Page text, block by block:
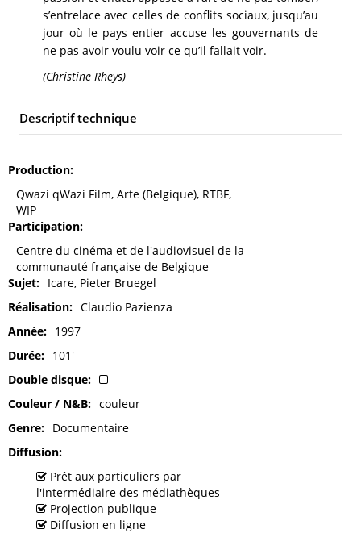
s’entrelace avec celles de conflits sociaux, jusqu’au
jour où le pays entier accuse les gouvernants de
ne pas avoir voulu voir ce qu’il fallait voir.
(Christine Rheys)
Descriptif technique
Production
Qwazi qWazi Film, Arte (Belgique), RTBF,
WIP
Participation
Centre du cinéma et de l'audiovisuel de la
communauté française de Belgique
Sujet
Icare, Pieter Bruegel
Réalisation
Claudio Pazienza
Année
1997
Durée
101'
Double disque
Couleur / N&B
couleur
Genre
Documentaire
Diffusion
Prêt aux particuliers par
l'intermédiaire des médiathèques
Projection publique
Diffusion en ligne